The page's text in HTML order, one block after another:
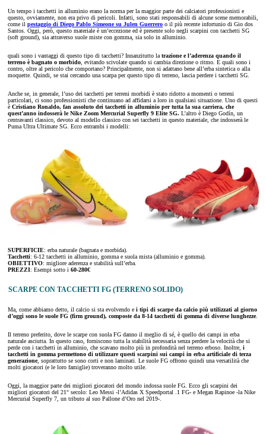
Un tempo i tacchetti in alluminio erano la norma per la maggior parte dei calciatori professionisti e
questo, ovviamente, non era privo di pericoli. Infatti, sono stati responsabili di alcune scene memorabili,
come il pestaggio di Diego Pablo Simeone su Julen Guerrero o il più recente infortunio di Gio dos
Santos. Oggi, però, questo materiale è un’eccezione ed è presente solo negli scarpini con tacchetti SG
(soft ground), sia attraverso suole miste con gomma, sia solo in alluminio.
quali sono i vantaggi di questo tipo di tacchetti? Innanzitutto la trazione e l’aderenza quando il
terreno è bagnato o morbido , evitando scivolate quando si cambia direzione o ritmo. E quali sono i
contro, oltre al pericolo che comportano? Principalmente, non si adattano bene all’erba sintetica o alla
moquette. Quindi, se stai cercando una scarpa per questo tipo di terreno, lascia perdere i tacchetti SG.
Anche se, in generale, l’uso dei tacchetti per terreni morbidi è stato ridotto a momenti o terreni
particolari, ci sono professionisti che continuano ad affidarsi a loro in qualsiasi situazione. Uno di questi
è Cristiano Ronaldo, fan assoluto dei tacchetti in alluminio per tutta la sua carriera, che
quest’anno indosserà le Nike Zoom Mercurial Superfly 9 Elite SG. L’altro è Diego Godín, un
centravanti classico, devoto al modello classico con sei tacchetti in questo materiale, che indosserà le
Puma Ultra Ultimate SG. Ecco entrambi i modelli:
SUPERFICIE: erba naturale (bagnata e morbida).
Tacchetti: 6-12 tacchetti in alluminio, gomma e suola mista (alluminio e gomma).
OBIETTIVO: migliore aderenza e stabilità sull’erba.
PREZZI: Esempi sotto i 60-280€
SCARPE CON TACCHETTI FG (TERRENO SOLIDO)
Ma, come abbiamo detto, il calcio si sta evolvendo e i tipi di scarpe da calcio più utilizzati al giorno
d’oggi sono le suole FG (firm ground), composte da 8-14 tacchetti di gomma di diverse lunghezze.
Il terreno preferito, dove le scarpe con suola FG danno il meglio di sé, è quello dei campi in erba
naturale asciutta. In questo caso, forniscono tutta la stabilità necessaria senza perdere la velocità che si
perde con i tacchetti in alluminio, che scavano molto più in profondità nel terreno erboso. Inoltre, i
tacchetti in gomma permettono di utilizzare questi scarpini sui campi in erba artificiale di terza
generazione, soprattutto se sono corti e non laminati. Le suole FG offrono quindi una versatilità che
molti giocatori (e le loro famiglie) troveranno molto utile.
Oggi, la maggior parte dei migliori giocatori del mondo indossa suole FG. Ecco gli scarpini dei
migliori giocatori del 21° secolo: Leo Messi -l’Adidas X Speedportal .1 FG- e Megan Rapinoe -la Nike
Mercurial Superfly 7, un tributo al suo Pallone d’Oro nel 2019-.